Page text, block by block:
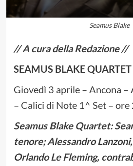
Seamus Blake
// A cura della Redazione //
SEAMUS BLAKE QUARTET
Giovedì 3 aprile – Ancona
– Calici di Note 1^ Set – ore
Seamus Blake Quartet:
tenore; Alessandro
Orlando Le Fleming,